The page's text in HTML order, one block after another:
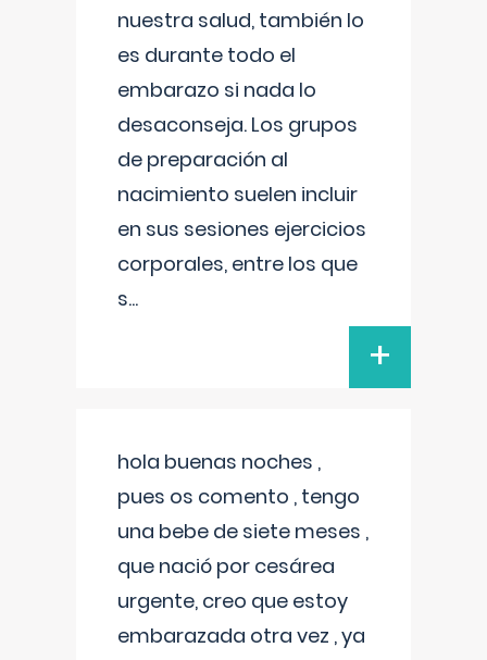
nuestra salud, también lo
es durante todo el
embarazo si nada lo
desaconseja. Los grupos
de preparación al
nacimiento suelen incluir
en sus sesiones ejercicios
corporales, entre los que
s...
+
hola buenas noches ,
pues os comento , tengo
una bebe de siete meses ,
que nació por cesárea
urgente, creo que estoy
embarazada otra vez , ya